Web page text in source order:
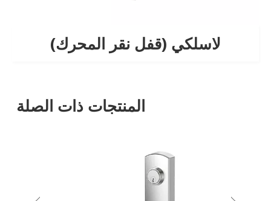
لاسلكي (قفل نقر المحرك)
المنتجات ذات الصلة